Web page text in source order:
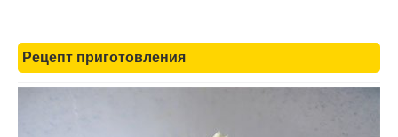
Рецепт приготовления